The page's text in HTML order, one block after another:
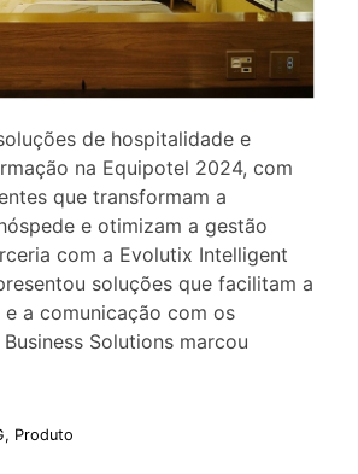
de hospitalidade e
na Equipotel 2024, com
que transformam a
e otimizam a gestão
com a Evolutix Intelligent
soluções que facilitam a
a comunicação com os
Solutions marcou
, Produto